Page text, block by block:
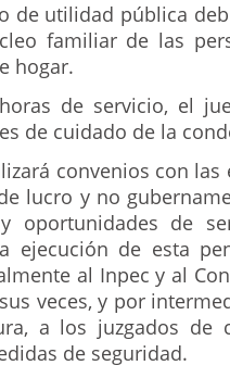
de utilidad pública
familiar de las
hogar.
de servicio, el
de cuidado de la
convenios con
lucro y no
oportunidades de
ejecución de esta
al Inpec y al
veces, y por
a los juzgados de
de seguridad.